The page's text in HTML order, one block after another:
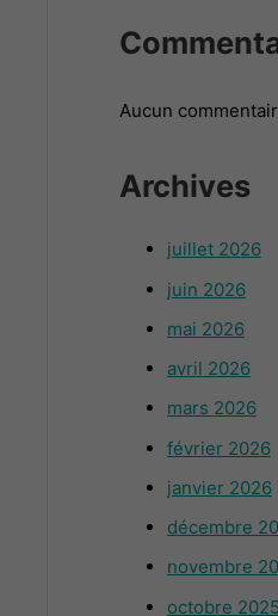
Aucun
Archives
juillet 2026
juin 2026
mai 2026
avril 2026
mars 2026
février 2026
janvier 2026
décembre
novembre
octobre 2025